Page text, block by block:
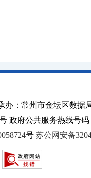
办：常州市金坛区数据
政府公共服务热线号码
号 苏公网安备